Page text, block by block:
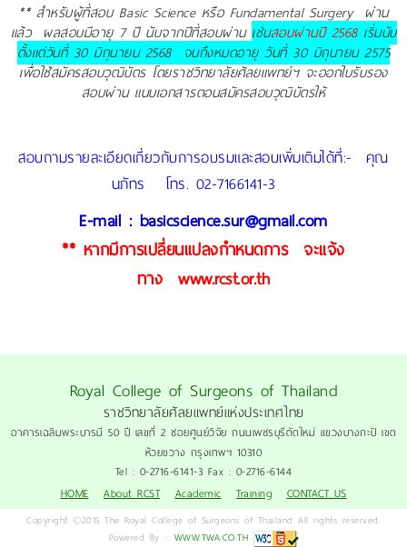
** สำหรับผู้ที่สอบ Basic Science หรือ Fundamental Surgery ผ่าน
แล้ว ผลสอบมีอายุ 7 ปี นับจากปีที่สอบผ่าน เช่นสอบผ่านปี 2568เริ่มนับ
ตั้งแต่วันที่ 30 มิถุนายน 2568 จนถึงหมดอายุ วันที่ 30 มิถุนายน 2575
เพื่อใช้สมัครสอบวุฒิบัตร โดยราชวิทยาลัยศัลยแพทย์ฯ จะออกใบรับรอง
สอบผ่าน แนบเอกสารตอนสมัครสอบวุฒิบัตรให้
สอบถามรายละเอียดเกี่ยวกับการอบรมและสอบเพิ่มเติมได้ที่:- คุณ
นภัทร โทร. 02-7166141-3
E-mail : basicscience.sur@gmail.com
** หากมีการเปลี่ยนแปลงกำหนดการ จะแจ้ง
ทางwww.rcst.or.th
Royal College of Surgeons of Thailand
ราชวิทยาลัยศัลยแพทย์แห่งประเทศไทย
อาคารเฉลิมพระบารมี 50 ปี เลขที่ 2 ซอยศูนย์วิจัย ถนนเพชรบุรีตัดใหม่ แขวงบางกะปิ เขต
ห้วยขวาง กรุงเทพฯ 10310
Tel : 0-2716-6141-3 Fax : 0-2716-6144
HOME
About RCST Academic Training CONTACT US
Copyright ©2015 The Royal College of Surgeons of Thailand All rights reserved.
Powered By :: WWW.TWA.CO.TH